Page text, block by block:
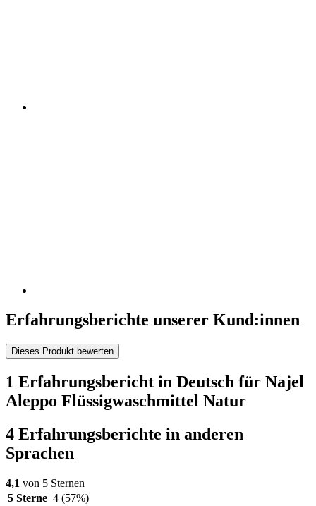
Erfahrungsberichte unserer Kund:innen
Dieses Produkt bewerten
1 Erfahrungsbericht in Deutsch für Najel
Aleppo Flüssigwaschmittel Natur
4 Erfahrungsberichte in anderen
Sprachen
4,1 von 5 Sternen
5 Sterne 4 (57%)